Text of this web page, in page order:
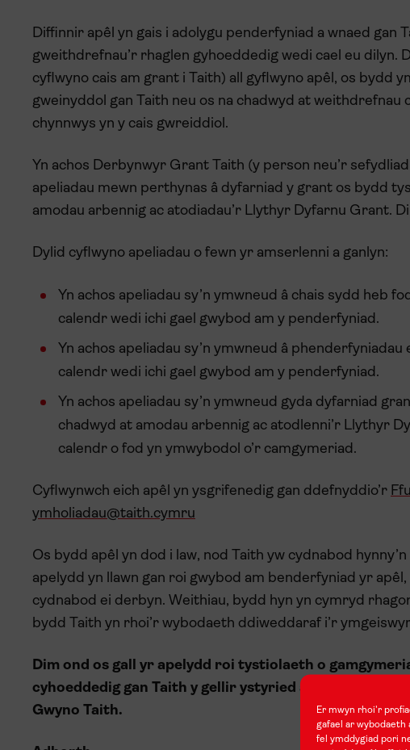
Er mwyn rhoi'r
gafael ar wybodaeth
fel ymddygiad pori
Diffinnir apêl yn gais i adolygu penderfyniad a wnaed
gweithdrefnau’r rhaglen gyhoeddedig wedi cael eu dilyn.
cyflwyno cais am grant i Taith) all gyflwyno apêl, os bydd
gweinyddol gan Taith neu os na chadwyd at
chynnwys yn y cais gwreiddiol.
Yn achos Derbynwyr Grant Taith (y person neu’r
apeliadau mewn perthynas â dyfarniad y grant os bydd
amodau arbennig ac atodiadau’r Llythyr Dyfarnu Grant.
Dylid cyflwyno apeliadau o fewn yr amserlenni a ganlyn:
Yn achos apeliadau sy’n ymwneud â chais sydd heb
calendr wedi ichi gael gwybod am y penderfyniad.
Yn achos apeliadau sy’n ymwneud â
calendr wedi ichi gael gwybod am y penderfyniad.
Yn achos apeliadau sy’n ymwneud gyda dyfarniad
chadwyd at amodau arbennig ac atodlenni’r Llythyr
calendr o fod yn ymwybodol o’r camgymeriad.
Cyflwynwch eich apêl yn ysgrifenedig gan ddefnyddio’r
ymholiadau@taith.cymru
Os bydd apêl yn dod i law, nod Taith yw cydnabod
apelydd yn llawn gan roi gwybod am benderfyniad yr
cydnabod ei derbyn. Weithiau, bydd hyn yn cymryd
bydd Taith yn rhoi’r wybodaeth ddiweddaraf i’r
Dim ond os gall yr apelydd roi tystiolaeth o
cyhoeddedig gan Taith y gellir ystyried apêl. Os nad
Gwyno Taith.